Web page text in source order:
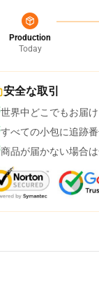
Production
Today
安全な取引
世界中どこでもお届け
すべての小包に追跡
商品が届かない場合